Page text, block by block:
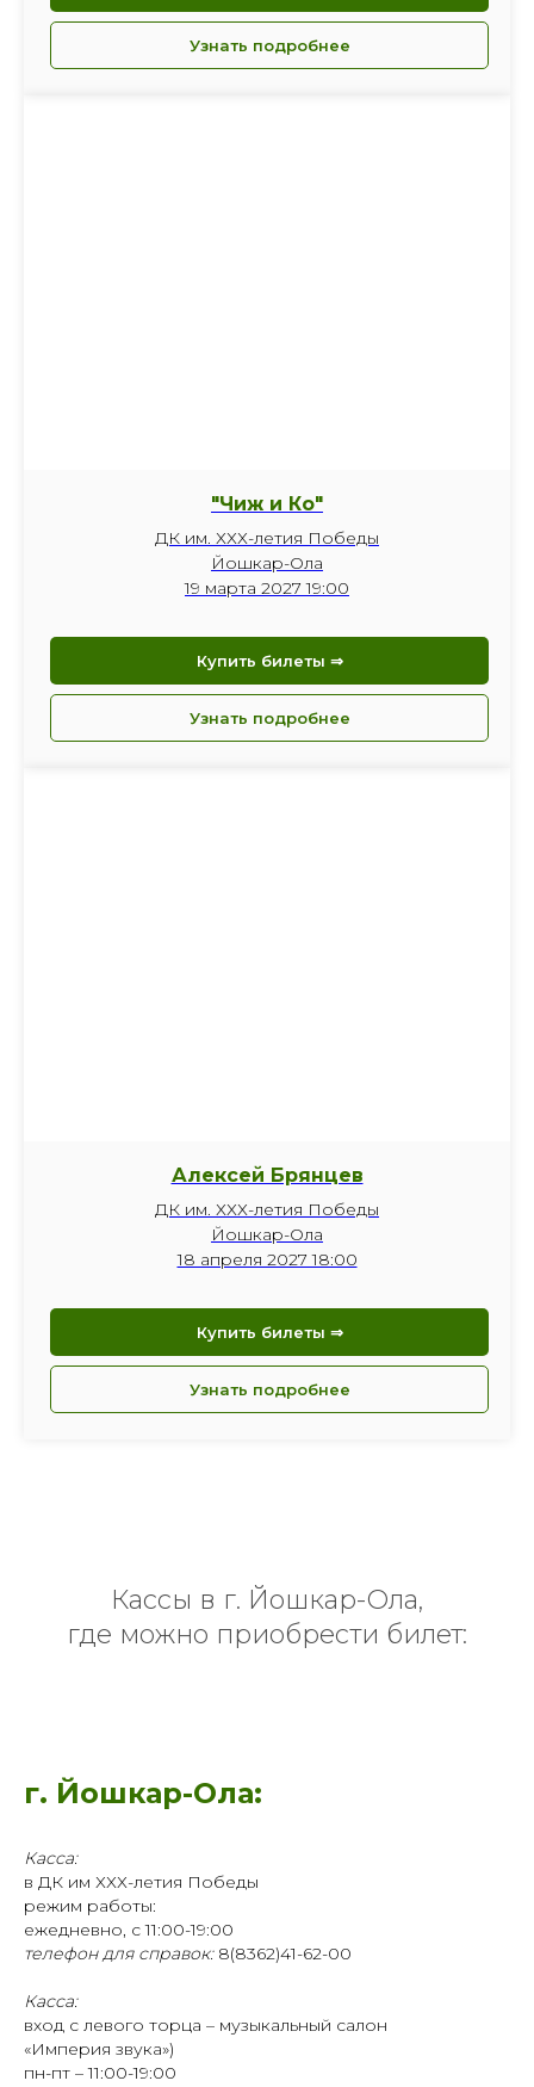
Узнать подробнее
"Чиж и Ко"
ДК им. ХХХ-летия Победы
Йошкар-Ола
19 марта 2027 19:00
Купить билеты ⇒
Узнать подробнее
Алексей Брянцев
ДК им. ХХХ-летия Победы
Йошкар-Ола
18 апреля 2027 18:00
Купить билеты ⇒
Узнать подробнее
Кассы в г. Йошкар-Ола,
где можно приобрести билет:
г. Йошкар-Ола:
Касса:
в ДК им ХХХ-летия Победы
режим работы:
ежедневно, с 11:00-19:00
телефон для справок: 8(8362)41-62-00
Касса:
вход с левого торца – музыкальный салон
«Империя звука»)
пн-пт – 11:00-19:00